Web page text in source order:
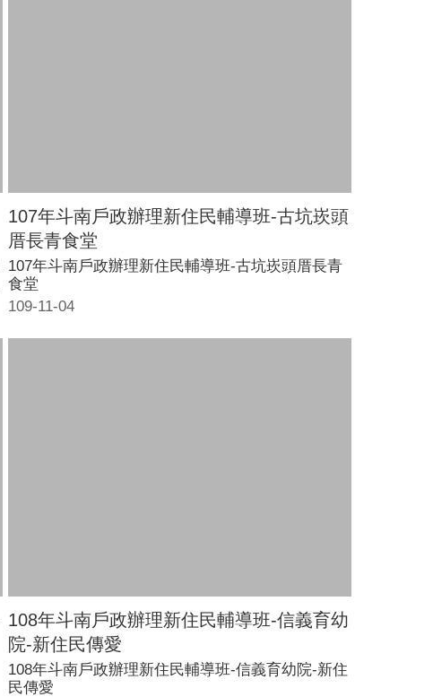
107年斗南戶政辦理新住民輔導班-古坑崁頭
厝長青食堂
109-11-04
107年斗南戶政辦理新住民輔導班-古坑崁頭厝長青
食堂
108年斗南戶政辦理新住民輔導班-信義育幼
院-新住民傳愛
108年斗南戶政辦理新住民輔導班-信義育幼院-新住
民傳愛